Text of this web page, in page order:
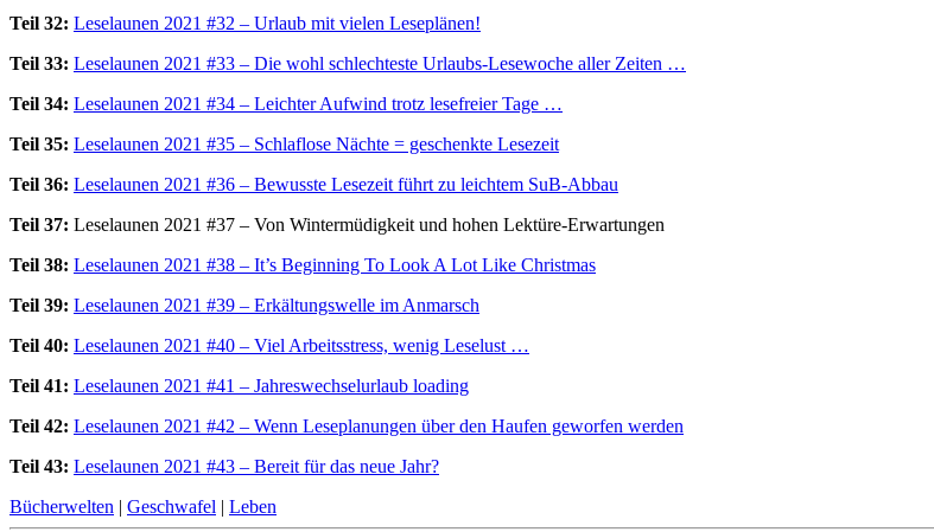
Teil 32: Leselaunen 2021 #32 – Urlaub mit vielen Leseplänen!
Teil 33: Leselaunen 2021 #33 – Die wohl schlechteste Urlaubs-Lesewoche aller Zeiten …
Teil 34: Leselaunen 2021 #34 – Leichter Aufwind trotz lesefreier Tage …
Teil 35: Leselaunen 2021 #35 – Schlaflose Nächte = geschenkte Lesezeit
Teil 36: Leselaunen 2021 #36 – Bewusste Lesezeit führt zu leichtem SuB-Abbau
Teil 37: Leselaunen 2021 #37 – Von Wintermüdigkeit und hohen Lektüre-Erwartungen
Teil 38: Leselaunen 2021 #38 – It’s Beginning To Look A Lot Like Christmas
Teil 39: Leselaunen 2021 #39 – Erkältungswelle im Anmarsch
Teil 40: Leselaunen 2021 #40 – Viel Arbeitsstress, wenig Leselust …
Teil 41: Leselaunen 2021 #41 – Jahreswechselurlaub loading
Teil 42: Leselaunen 2021 #42 – Wenn Leseplanungen über den Haufen geworfen werden
Teil 43: Leselaunen 2021 #43 – Bereit für das neue Jahr?
Bücherwelten | Geschwafel | Leben